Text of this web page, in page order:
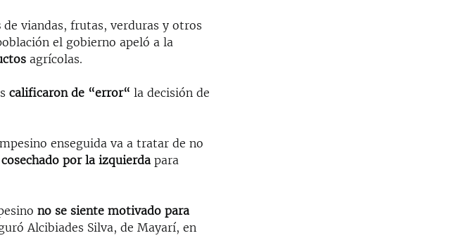
de viandas, frutas, verduras y otros
el gobierno apeló a la
agrícolas.
calificaron de “error“ la decisión de
enseguida va a tratar de no
por la izquierda para
no se siente motivado para
Alcibiades Silva, de Mayarí, en